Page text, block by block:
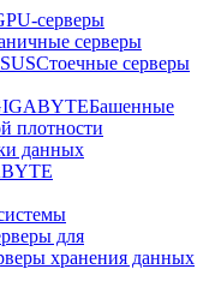
серверы
серверы
Стоечные серверы
Башенные
плотности
данных
для
хранения данных